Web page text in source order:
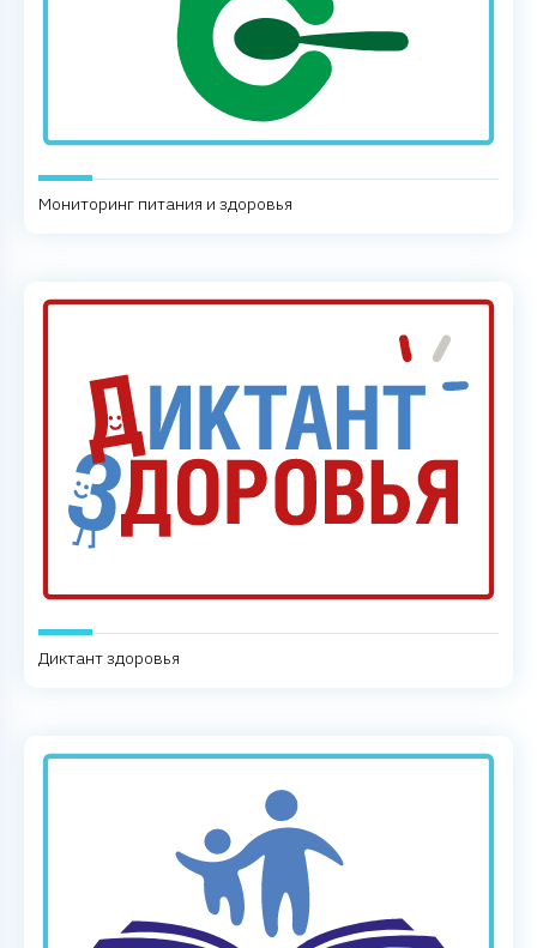
Мониторинг питания и здоровья
Диктант здоровья